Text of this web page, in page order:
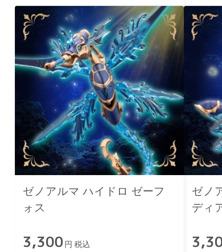
ゼノアルマ ハイドロ ゼーフ
ォス
3,300 円 税込
ゼノ
ディ